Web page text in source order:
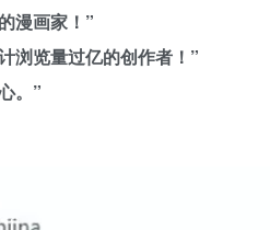
漫画家！”
浏览量过亿的创作者！”
。”